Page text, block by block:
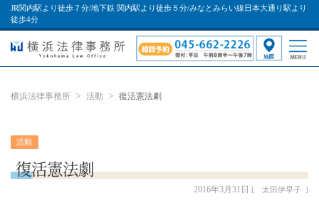
JR関内駅より徒歩７分/地下鉄 関内駅より徒歩５分/みなとみらい線日本大通り駅より
徒歩4分
横浜法律事務所 活動 復活憲法劇
活動
復活憲法劇
2016年3月31日 太田伊早子